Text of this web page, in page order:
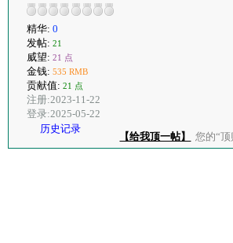
精华: 0
发帖: 21
威望: 21 点
金钱: 535 RMB
贡献值: 21 点
注册:2023-11-22
登录:2025-05-22
历史记录
【给我顶一帖】 您的“